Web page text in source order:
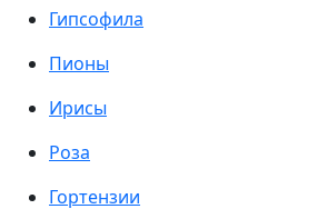
Гипсофила
Пионы
Ирисы
Роза
Гортензии